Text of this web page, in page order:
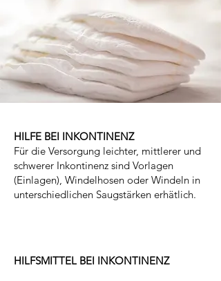
HILFE BEI INKONTINENZ
Für die Versorgung leichter, mittlerer und
schwerer Inkontinenz sind Vorlagen
(Einlagen), Windelhosen oder Windeln in
unterschiedlichen Saugstärken erhätlich.
HILFSMITTEL BEI INKONTINENZ